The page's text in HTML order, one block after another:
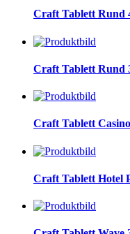
Craft Tablett Rund
Craft Tablett Rund
Craft Tablett
Craft Tablett Hotel